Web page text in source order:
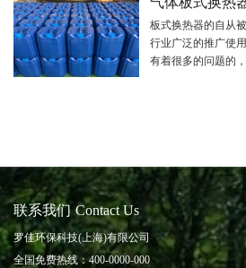
板式换热器的自从
行业广泛的推广使
有着很多的问题的
联系我们 Contact Us
罗佳环保科技(上海)有限公司
全国免费热线：400-0000-000